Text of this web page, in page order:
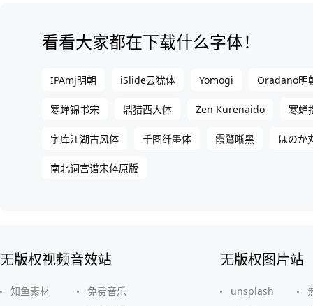
看看大家都在下载什么字体！
IPAmj明朝 iSlide云犹体 Yomogi Oradano明
寒蝉锦书宋 鼎猎西大体 Zen Kurenaido 寒蝉
字库江湖古风体 千图纤墨体 霞鶩晰黑 ほのか
南北词宫谱宋体原版
无版权视频音效站
知鱼素材
免费音乐
无版权图片站
unsplash